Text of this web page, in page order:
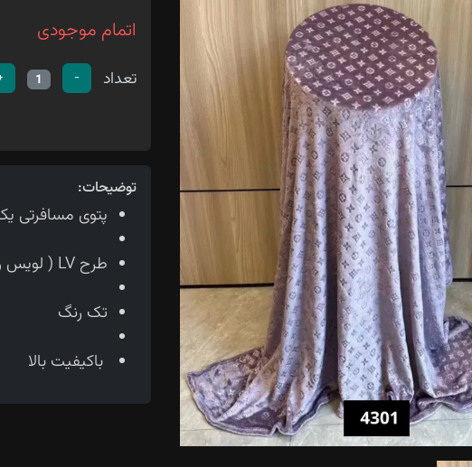
اتمام موجودی
تعداد -
1
توضیحات:
پتوی مسافرتی یکنفره
طرح LV ( لویس ویتون )
تک رنگ
باکیفیت بالا